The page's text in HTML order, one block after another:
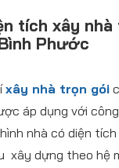
tích xây
Phước
xây nhà trọn gói
áp dụng với
nhà có diện tích
xây dựng theo hệ